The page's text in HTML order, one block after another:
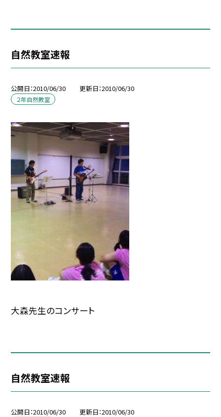
自然教室速報
公開日 2010/06/30 更新日 2010/06/30
２年自然教室
大森先生のコンサート
自然教室速報
公開日 2010/06/30 更新日 2010/06/30